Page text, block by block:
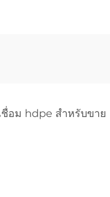
ชื่อม hdpe สำหรับขาย